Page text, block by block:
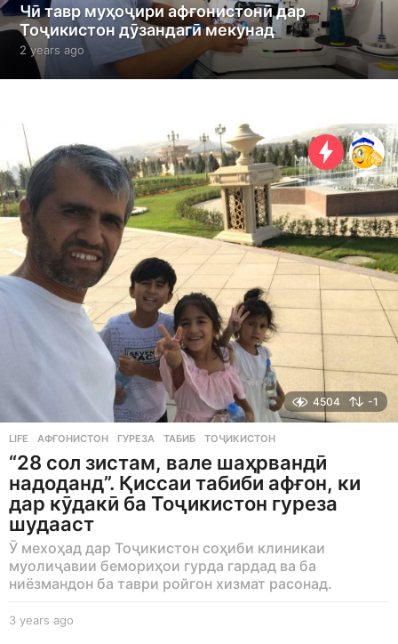
Чӣ тавр муҳоҷири афғонистонӣ дар
Тоҷикистон дӯзандагӣ мекунад
2 years ago 2
e
a
g
4504 -1
LIFE АФҒОНИСТОН ,ГУРЕЗА ,ТАБИБ ,ТОҶИКИСТОН
“28 сол зистам, вале шаҳрвандӣ
надоданд”. Қиссаи табиби афғон, ки
дар кӯдакӣ ба Тоҷикистон гуреза
шудааст
Ӯ мехоҳад дар Тоҷикистон соҳиби клиникаи
муолиҷавии бемориҳои гурда гардад ва ба
ниёзмандон ба таври ройгон хизмат расонад.
3 years ago